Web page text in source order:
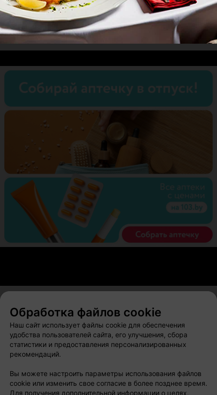
О проекте Новости проекта
Вакансии
Публичный договор
Способы оплаты
Публичный договор по использованию сервиса
Написать в поддержку
Обработка файлов cookie
Наш сайт использует файлы cookie для обеспечения
удобства пользователей сайта, его улучшения, сбора
статистики и предоставления персонализированных
рекомендаций.
Вы можете настроить параметры использования файлов
cookie или изменить свое согласие в более позднее время.
Для получения дополнительной информации о целях,